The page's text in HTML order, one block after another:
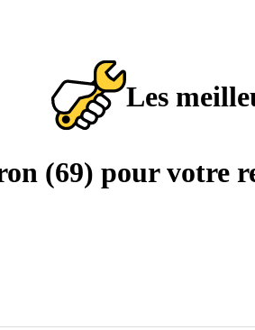
Les
(69) pour votre